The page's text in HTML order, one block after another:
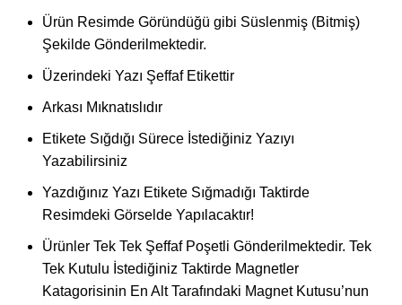
Ürün Resimde Göründüğü gibi Süslenmiş (Bitmiş)
Şekilde Gönderilmektedir.
Üzerindeki Yazı Şeffaf Etikettir
Arkası Mıknatıslıdır
Etikete Sığdığı Sürece İstediğiniz Yazıyı
Yazabilirsiniz
Yazdığınız Yazı Etikete Sığmadığı Taktirde
Resimdeki Görselde Yapılacaktır!
Ürünler Tek Tek Şeffaf Poşetli Gönderilmektedir. Tek
Tek Kutulu İstediğiniz Taktirde Magnetler
Katagorisinin En Alt Tarafındaki Magnet Kutusu’nun